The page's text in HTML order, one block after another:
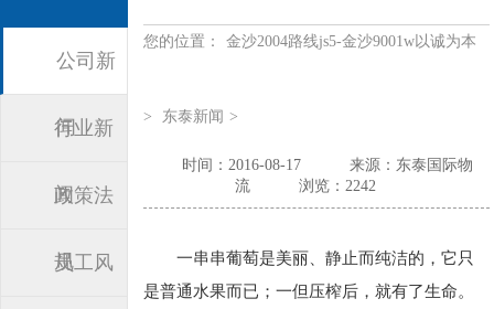
公司新
闻
行业新
闻
政策法
规
员工风
您的位置： 金沙2004路线js5-金沙9001w以诚为本
> 东泰新闻 >
时间：2016-08-17
来源：东泰国际物
流
浏览：2242
一串串葡萄是美丽、静止而纯洁的，它只
是普通水果而已；一但压榨后，就有了生命。